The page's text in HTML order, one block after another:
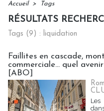
Accueil > Tags
RÉSULTATS
Tags (9) : liquidation
Faillites en cascade,
commerciale... quel
[ABO]
Les